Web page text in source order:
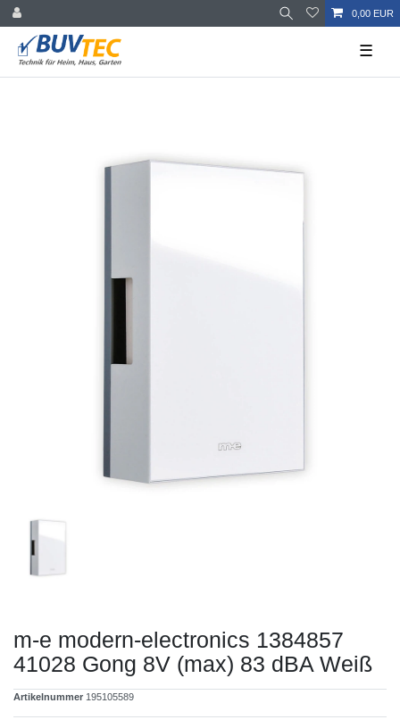
0,00 EUR
☰
m-e modern-electronics 1384857
41028 Gong 8V (max) 83 dBA Weiß
Artikelnummer 195105589